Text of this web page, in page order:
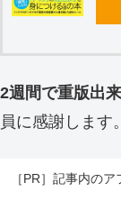
2週間で重版出
員に感謝します。
［PR］記事内の